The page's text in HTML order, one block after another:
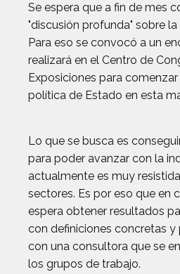
Se espera que a fin de mes
"discusión profunda" sobre
Para eso se convocó a un
realizará en el Centro de
Exposiciones para
política de Estado en esta
Lo que se busca es
para poder avanzar con la
actualmente es muy
sectores. Es por eso que en
espera obtener resultados
con definiciones concretas y
con una consultora que se
los grupos de trabajo.